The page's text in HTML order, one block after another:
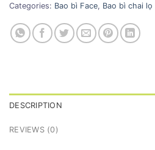
Categories: Bao bì Face, Bao bì chai lọ
DESCRIPTION
REVIEWS (0)